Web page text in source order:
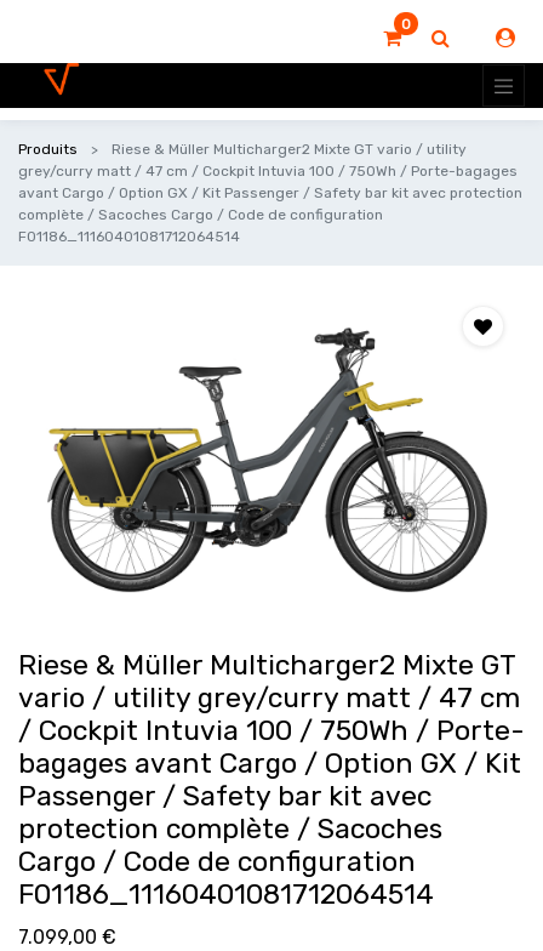
0
Produits
Riese & Müller Multicharger2 Mixte GT vario / utility
grey/curry matt / 47 cm / Cockpit Intuvia 100 / 750Wh / Porte-bagages
avant Cargo / Option GX / Kit Passenger / Safety bar kit avec protection
complète / Sacoches Cargo / Code de configuration
F01186_11160401081712064514
Riese & Müller Multicharger2 Mixte GT
vario / utility grey/curry matt / 47 cm
/ Cockpit Intuvia 100 / 750Wh / Porte-
bagages avant Cargo / Option GX / Kit
Passenger / Safety bar kit avec
protection complète / Sacoches
Cargo / Code de configuration
F01186_11160401081712064514
7.099,00 €